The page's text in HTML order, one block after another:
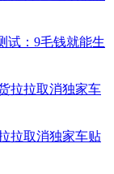
试：9毛钱就能生
拉取消独家车贴